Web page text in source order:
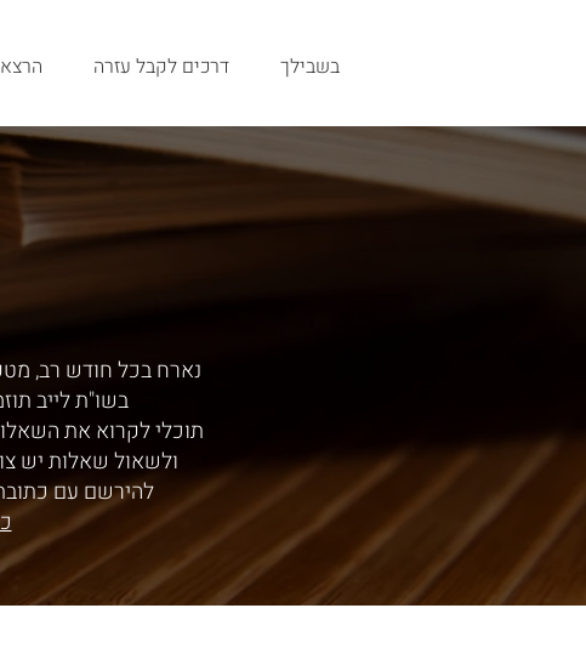
בשבילך דרכים לקבל עזרה
נארח בכל חודש רב,
בשו"ת לייב
תוכלי לקרוא את
ולשאול שאלות יש
להירשם עם